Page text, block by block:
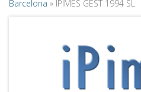
Barcelona » IPIMES GEST 1994 SL